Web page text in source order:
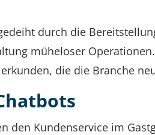
durch die
müheloser
die die Branche
den Kundenservice im